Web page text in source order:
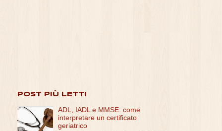
POST PIÙ LETTI
ADL, IADL e MMSE: come
interpretare un certificato
geriatrico